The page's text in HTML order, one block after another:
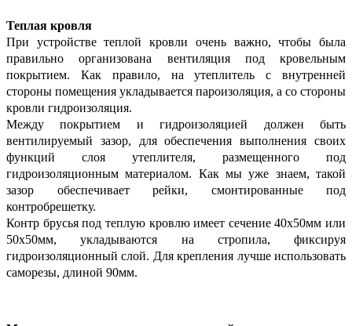
Теплая кровля
При устройстве теплой кровли очень важно, чтобы была
правильно организована вентиляция под кровельным
покрытием. Как правило, на утеплитель с внутренней
стороны помещения укладывается пароизоляция, а со стороны
кровли гидроизоляция.
Между покрытием и гидроизоляцией должен быть
вентилируемый зазор, для обеспечения выполнения своих
функций слоя утеплителя, размещенного под
гидроизоляционным материалом. Как мы уже знаем, такой
зазор обеспечивает рейки, смонтированные под
контробрешетку.
Контр брусья под теплую кровлю имеет сечение 40х50мм или
50х50мм, укладываются на стропила, фиксируя
гидроизоляционный слой. Для крепления лучше использовать
саморезы, длиной 90мм.